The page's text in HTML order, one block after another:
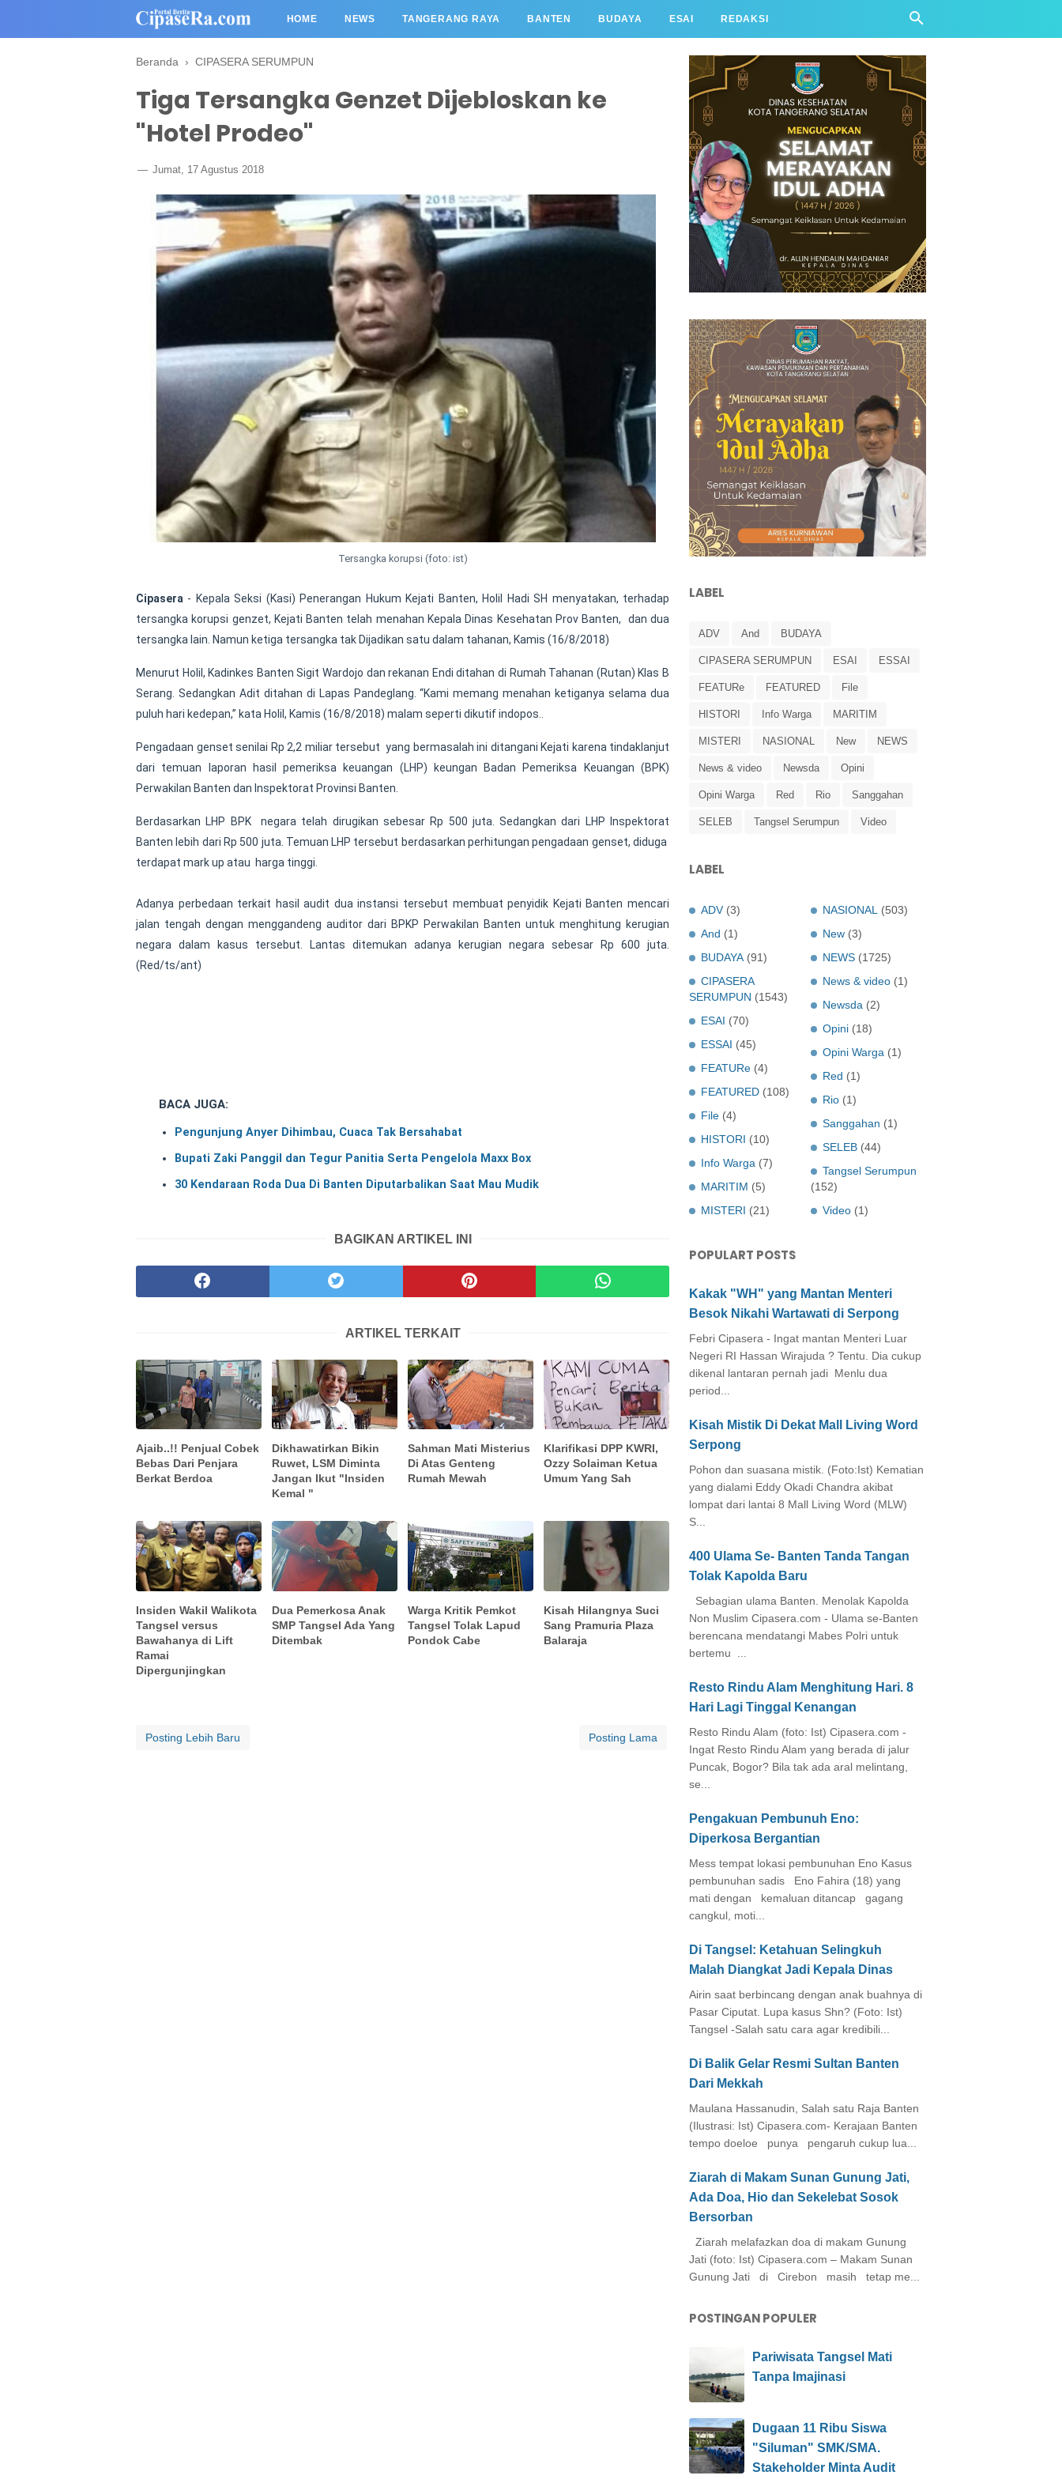
HOME NEWS TANGERANG RAYA BANTEN BUDAYA ESAI REDAKSI
Beranda › CIPASERA SERUMPUN
Tiga Tersangka Genzet Dijebloskan ke
"Hotel Prodeo"
Jumat, 17 Agustus 2018
Tersangka korupsi (foto: ist)
Cipasera - Kepala Seksi (Kasi) Penerangan Hukum Kejati Banten, Holil Hadi SH menyatakan, terhadap
tersangka korupsi genzet, Kejati Banten telah menahan Kepala Dinas Kesehatan Prov Banten, dan dua
tersangka lain. Namun ketiga tersangka tak Dijadikan satu dalam tahanan, Kamis (16/8/2018)
Menurut Holil, Kadinkes Banten Sigit Wardojo dan rekanan Endi ditahan di Rumah Tahanan (Rutan) Klas B
Serang. Sedangkan Adit ditahan di Lapas Pandeglang. “Kami memang menahan ketiganya selama dua
puluh hari kedepan,” kata Holil, Kamis (16/8/2018) malam seperti dikutif indopos..
Pengadaan genset senilai Rp 2,2 miliar tersebut yang bermasalah ini ditangani Kejati karena tindaklanjut
dari temuan laporan hasil pemeriksa keuangan (LHP) keungan Badan Pemeriksa Keuangan (BPK)
Perwakilan Banten dan Inspektorat Provinsi Banten.
Berdasarkan LHP BPK negara telah dirugikan sebesar Rp 500 juta. Sedangkan dari LHP Inspektorat
Banten lebih dari Rp 500 juta. Temuan LHP tersebut berdasarkan perhitungan pengadaan genset, diduga
terdapat mark up atau harga tinggi.
Adanya perbedaan terkait hasil audit dua instansi tersebut membuat penyidik Kejati Banten mencari
jalan tengah dengan menggandeng auditor dari BPKP Perwakilan Banten untuk menghitung kerugian
negara dalam kasus tersebut. Lantas ditemukan adanya kerugian negara sebesar Rp 600 juta.
(Red/ts/ant)
BACA JUGA:
Pengunjung Anyer Dihimbau, Cuaca Tak Bersahabat
Bupati Zaki Panggil dan Tegur Panitia Serta Pengelola Maxx Box
30 Kendaraan Roda Dua Di Banten Diputarbalikan Saat Mau Mudik
BAGIKAN ARTIKEL INI
ARTIKEL TERKAIT
Ajaib..!! Penjual Cobek
Bebas Dari Penjara
Berkat Berdoa
Dikhawatirkan Bikin
Ruwet, LSM Diminta
Jangan Ikut "Insiden
Kemal "
Sahman Mati Misterius
Di Atas Genteng
Rumah Mewah
Klarifikasi DPP KWRI,
Ozzy Solaiman Ketua
Umum Yang Sah
Insiden Wakil Walikota
Tangsel versus
Bawahanya di Lift
Ramai
Dipergunjingkan
Dua Pemerkosa Anak
SMP Tangsel Ada Yang
Ditembak
Warga Kritik Pemkot
Tangsel Tolak Lapud
Pondok Cabe
Kisah Hilangnya Suci
Sang Pramuria Plaza
Balaraja
Posting Lebih Baru Posting Lama
LABEL
ADV And BUDAYA
CIPASERA SERUMPUN ESAI ESSAI
FEATURe FEATURED File
HISTORI Info Warga MARITIM
MISTERI NASIONAL New NEWS
News & video Newsda Opini
Opini Warga Red Rio Sanggahan
SELEB Tangsel Serumpun Video
LABEL
ADV (3)
And (1)
BUDAYA (91)
CIPASERA
SERUMPUN (1543)
ESAI (70)
ESSAI (45)
FEATURe (4)
FEATURED (108)
File (4)
HISTORI (10)
Info Warga (7)
MARITIM (5)
MISTERI (21)
NASIONAL
(503)
New (3)
NEWS (1725)
News & video (1)
Newsda (2)
Opini (18)
Opini Warga (1)
Red (1)
Rio (1)
Sanggahan (1)
SELEB (44)
Tangsel Serumpun
(152)
Video (1)
POPULART POSTS
Kakak "WH" yang Mantan Menteri
Besok Nikahi Wartawati di Serpong
Febri Cipasera - Ingat mantan Menteri Luar
Negeri RI Hassan Wirajuda ? Tentu. Dia cukup
dikenal lantaran pernah jadi Menlu dua
period...
Kisah Mistik Di Dekat Mall Living Word
Serpong
Pohon dan suasana mistik. (Foto:Ist) Kematian
yang dialami Eddy Okadi Chandra akibat
lompat dari lantai 8 Mall Living Word (MLW)
S...
400 Ulama Se- Banten Tanda Tangan
Tolak Kapolda Baru
Sebagian ulama Banten. Menolak Kapolda
Non Muslim Cipasera.com - Ulama se-Banten
berencana mendatangi Mabes Polri untuk
bertemu ...
Resto Rindu Alam Menghitung Hari. 8
Hari Lagi Tinggal Kenangan
Resto Rindu Alam (foto: Ist) Cipasera.com -
Ingat Resto Rindu Alam yang berada di jalur
Puncak, Bogor? Bila tak ada aral melintang,
se...
Pengakuan Pembunuh Eno:
Diperkosa Bergantian
Mess tempat lokasi pembunuhan Eno Kasus
pembunuhan sadis Eno Fahira (18) yang
mati dengan kemaluan ditancap gagang
cangkul, moti...
Di Tangsel: Ketahuan Selingkuh
Malah Diangkat Jadi Kepala Dinas
Airin saat berbincang dengan anak buahnya di
Pasar Ciputat. Lupa kasus Shn? (Foto: Ist)
Tangsel -Salah satu cara agar kredibili...
Di Balik Gelar Resmi Sultan Banten
Dari Mekkah
Maulana Hassanudin, Salah satu Raja Banten
(Ilustrasi: Ist) Cipasera.com- Kerajaan Banten
tempo doeloe punya pengaruh cukup lua...
Ziarah di Makam Sunan Gunung Jati,
Ada Doa, Hio dan Sekelebat Sosok
Bersorban
Ziarah melafazkan doa di makam Gunung
Jati (foto: Ist) Cipasera.com – Makam Sunan
Gunung Jati di Cirebon masih tetap me...
POSTINGAN POPULER
Pariwisata Tangsel Mati
Tanpa Imajinasi
Dugaan 11 Ribu Siswa
"Siluman" SMK/SMA.
Stakeholder Minta Audit